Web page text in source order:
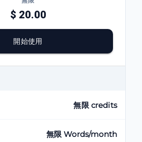
$ 20.00
開始使用
無限 credits
無限 Words/month